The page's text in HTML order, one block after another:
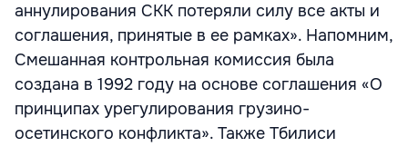
аннулирования СКК потеряли силу все акты и
соглашения, принятые в ее рамках». Напомним,
Смешанная контрольная комиссия была
создана в 1992 году на основе соглашения «О
принципах урегулирования грузино-
осетинского конфликта». Также Тбилиси